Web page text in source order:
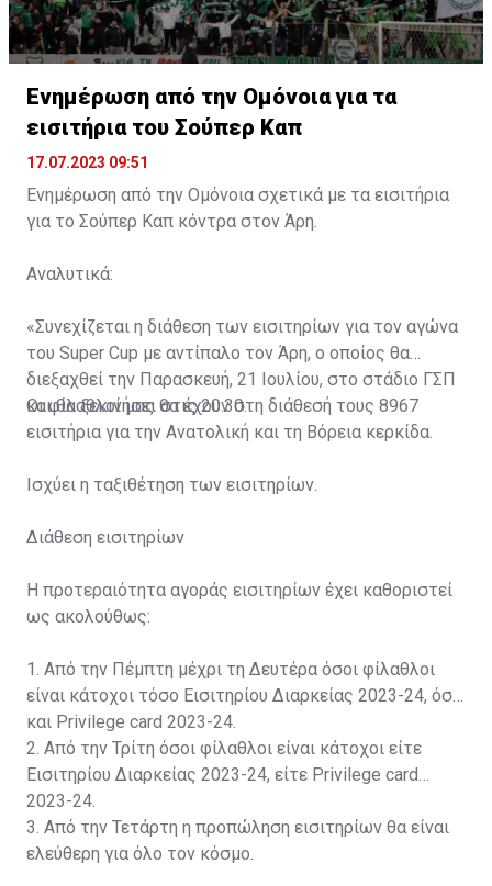
Ενημέρωση από την Ομόνοια για τα
εισιτήρια του Σούπερ Καπ
17.07.2023 09:51
Ενημέρωση από την Ομόνοια σχετικά με τα εισιτήρια
για το Σούπερ Καπ κόντρα στον Άρη.
Αναλυτικά:
«Συνεχίζεται η διάθεση των εισιτηρίων για τον αγώνα
του Super Cup με αντίπαλο τον Άρη, ο οποίος θα
διεξαχθεί την Παρασκευή, 21 Ιουλίου, στο στάδιο ΓΣΠ
και θα ξεκινήσει στις 20:30.
Οι φίλαθλοί μας θα έχουν στη διάθεσή τους 8967
εισιτήρια για την Ανατολική και τη Βόρεια κερκίδα.
Ισχύει η ταξιθέτηση των εισιτηρίων.
Διάθεση εισιτηρίων
Η προτεραιότητα αγοράς εισιτηρίων έχει καθοριστεί
ως ακολούθως:
1. Από την Πέμπτη μέχρι τη Δευτέρα όσοι φίλαθλοι
είναι κάτοχοι τόσο Εισιτηρίου Διαρκείας 2023-24, όσο
και Privilege card 2023-24.
2. Από την Τρίτη όσοι φίλαθλοι είναι κάτοχοι είτε
Εισιτηρίου Διαρκείας 2023-24, είτε Privilege card
2023-24.
3. Από την Τετάρτη η προπώληση εισιτηρίων θα είναι
ελεύθερη για όλο τον κόσμο.